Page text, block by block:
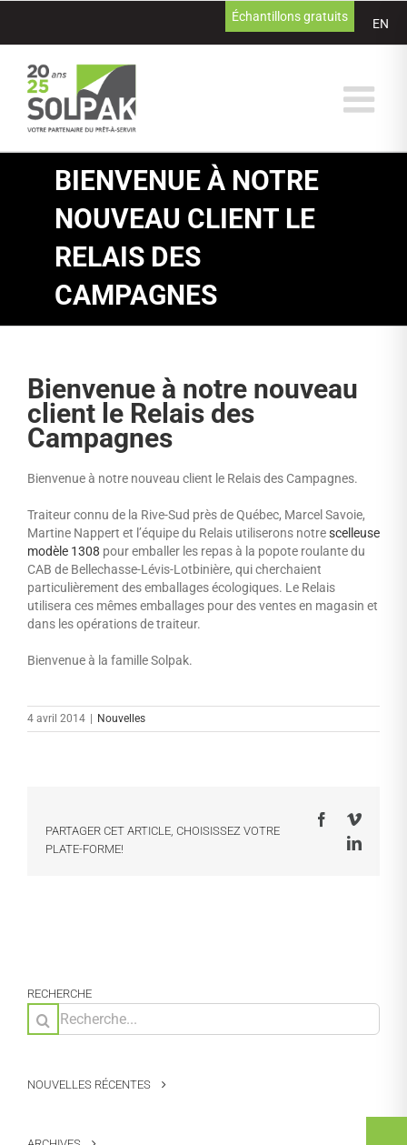
contenu
EN
Échantillons gratuits
BIENVENUE À NOTRE
NOUVEAU CLIENT LE
RELAIS DES
CAMPAGNES
Bienvenue à notre nouveau
client le Relais des
Campagnes
Bienvenue à notre nouveau client le Relais des Campagnes.
Traiteur connu de la Rive-Sud près de Québec, Marcel Savoie,
Martine Nappert et l’équipe du Relais utiliserons notrescelleuse
modèle 1308 pour emballer les repas à la popote roulante du
CAB de Bellechasse-Lévis-Lotbinière, qui cherchaient
particulièrement des emballages écologiques. Le Relais
utilisera ces mêmes emballages pour des ventes en magasin et
dans les opérations de traiteur.
Bienvenue à la famille Solpak.
4 avril 2014 Nouvelles
PARTAGER CET ARTICLE, CHOISISSEZ VOTRE
PLATE-FORME!
FacebookVimeo
RECHERCHE
Rechercher:
NOUVELLES RÉCENTES